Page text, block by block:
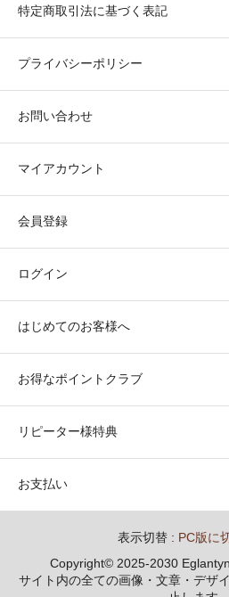
特定商取引法に基づく表記
プライバシーポリシー
お問い合わせ
マイアカウント
会員登録
ログイン
はじめてのお客様へ
お得なポイントクラブ
リピーター様特典
お支払い
表示切替 : PC版に
Copyright© 2025-2030
サイト内の全ての画像・文章・デザ